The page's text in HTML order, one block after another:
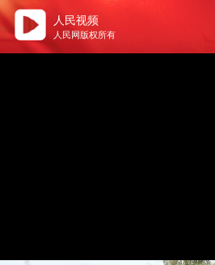
人民视频
人民网版权所有